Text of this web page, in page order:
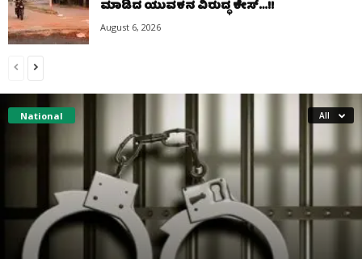
ಮಾಡಿದ ಯುವಕನ ವಿರುದ್ಧ ಕೇಸ್…!!
August 6, 2026
National All